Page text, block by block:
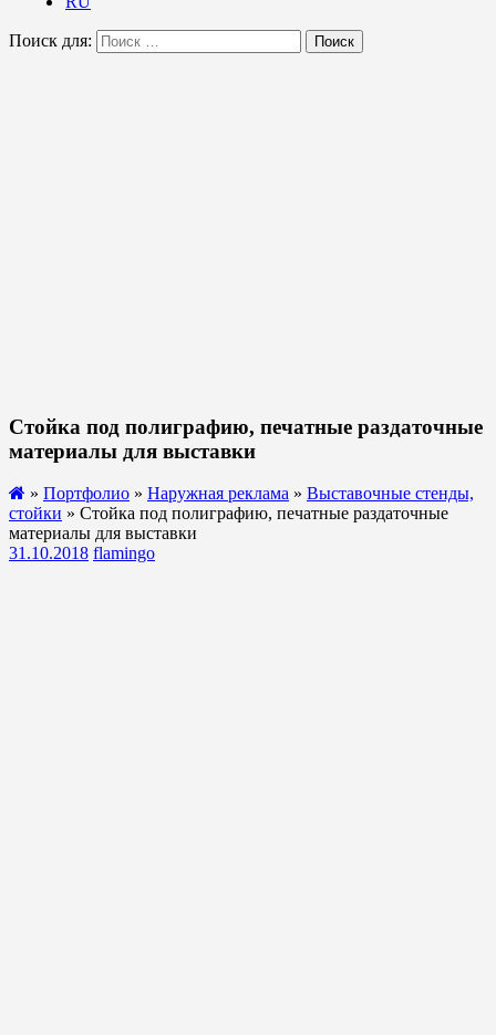
Поиск для: Поиск
Стойка под полиграфию, печатные раздаточные
материалы для выставки
» Портфолио » Наружная реклама » Выставочные стенды,
стойки » Стойка под полиграфию, печатные раздаточные
материалы для выставки
31.10.2018 flamingo